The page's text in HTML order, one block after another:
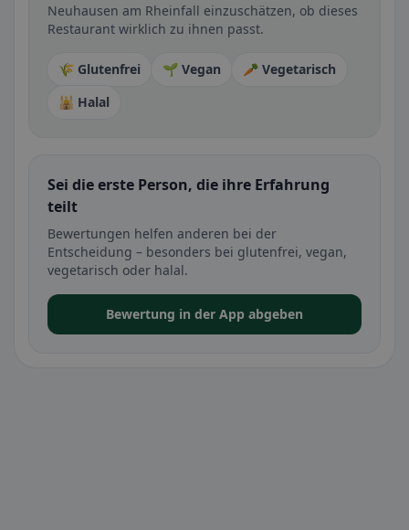
Neuhausen am Rheinfall einzuschätzen, ob dieses
Restaurant wirklich zu ihnen passt.
🌾 Glutenfrei 🌱 Vegan
🥕 Vegetarisch
🕌 Halal
Sei die erste Person, die ihre Erfahrung
teilt
Bewertungen helfen anderen bei der
Entscheidung – besonders bei glutenfrei, vegan,
vegetarisch oder halal.
Bewertung in der App abgeben